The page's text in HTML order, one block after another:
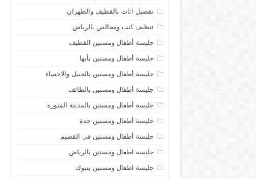
تفصيل اثاث بالقطيف والظهران
تنظيف كنب ومجالس بالرياض
جليسة أطفال ومسنين القطيف
جليسة أطفال ومسنين بأبها
جليسة أطفال ومسنين بالجبيل والاحساء
جليسة أطفال ومسنين بالطائف
جليسة أطفال ومسنين بالمدينة المنورة
جليسة أطفال ومسنين جدة
جليسة أطفال ومسنين في القصيم
جليسة اطفال ومسنين بالرياض
جليسة اطفال ومسنين بتبوك